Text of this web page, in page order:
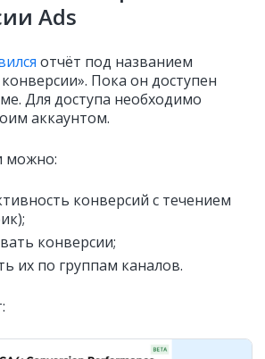
Ads
отчёт под названием
Пока он доступен
Для доступа необходимо
аккаунтом.
можно:
конверсий с течением
конверсии;
их по группам каналов.